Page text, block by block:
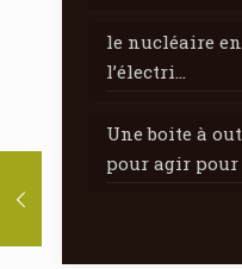
le nucléaire en
l’électri…
Une boite à
pour agir pour